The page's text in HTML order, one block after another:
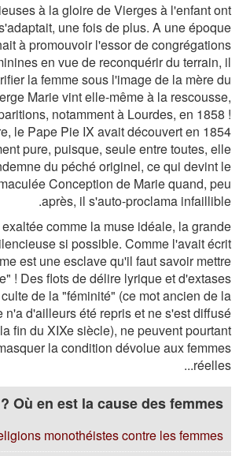
à la gloire de Vierges à l'enfant ont
une fois de plus. A une époque
à promouvoir l'essor de congrégations
en vue de reconquérir du terrain, il
la femme sous l'image de la mère du
Marie vint elle-même à la rescousse,
notamment à Lourdes, en 1858 !
le Pape Pie IX avait découvert en 1854
pure, puisque, seule entre toutes, elle
du péché originel, ce qui devint le
Conception de Marie quand, peu
après, il s'auto-proclama infaillible.
comme la muse idéale, la grande
si possible. Comme l'avait écrit
est une esclave qu'il faut savoir mettre
! Des flots de délire lyrique et d'extases
de la "féminité" (ce mot ancien de la
n'a d'ailleurs été repris et ne s'est diffusé
fin du XIXe siècle), ne peuvent pourtant
la condition dévolue aux femmes
réelles...
Où en est la cause des femmes ?
monothéistes contre les femmes